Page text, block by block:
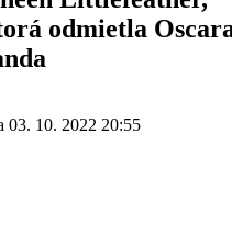
odmietla
03. 10. 2022 20:55